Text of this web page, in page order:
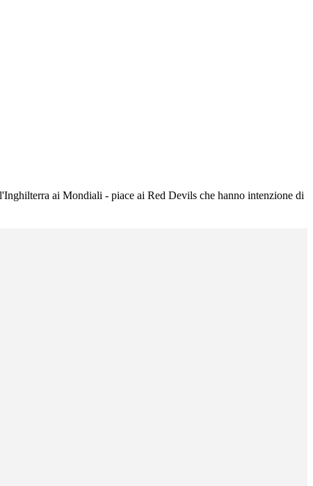
ai Mondiali - piace ai Red Devils che hanno intenzione di